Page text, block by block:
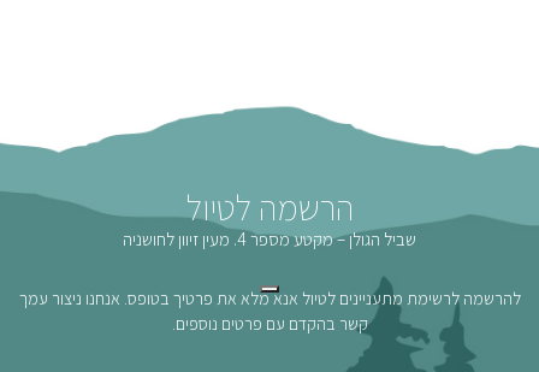
הרשמה לטיול
שביל הגולן – מקטע מספר 4. מעין זיוון לחושניה
להרשמה לרשימת מתעניינים לטיול אנא מלא את פרטיך בטופס. אנחנו ניצור עמך
קשר בהקדם עם פרטים נוספים.